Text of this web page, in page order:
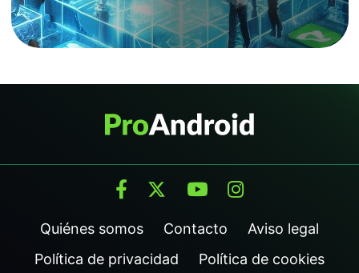
Quiénes somos Contacto
Aviso legal
Política de privacidad
Política de cookies